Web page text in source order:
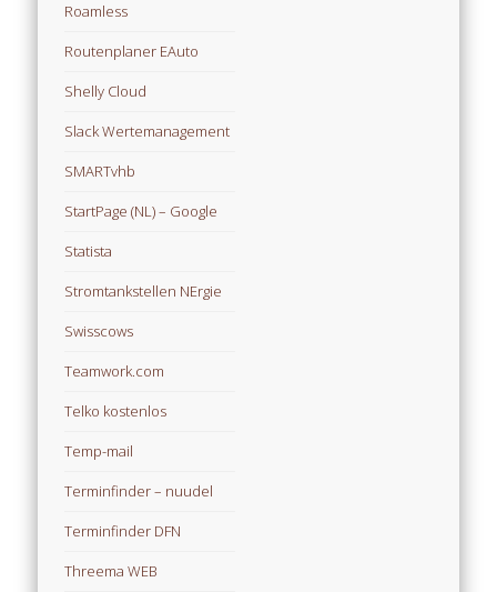
Roamless
Routenplaner EAuto
Shelly Cloud
Slack Wertemanagement
SMARTvhb
StartPage (NL) – Google
Statista
Stromtankstellen NErgie
Swisscows
Teamwork.com
Telko kostenlos
Temp-mail
Terminfinder – nuudel
Terminfinder DFN
Threema WEB